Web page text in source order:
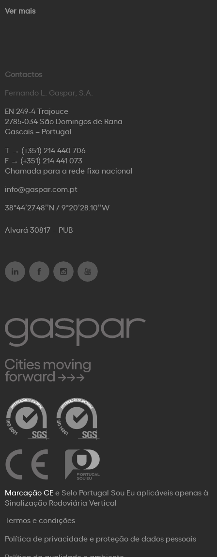
Ver mais
Contactos
Fernando L. Gaspar, S.A.
EN 249-4 Trajouce
2785-034 São Domingos de Rana
Cascais – Portugal
T → (+351) 214 440 706
F → (+351) 214 441 073
Chamada para a rede fixa nacional
info@gaspar.com.pt
38°44’27.48’’N / 9°20’28.10’’W
Alvará 30817 – PUB
Marcação CEe Selo Portugal Sou Eu aplicáveis apenas à
Sinalização Rodoviária Vertical
Termos e condições
Política de privacidade e proteção de dados pessoais